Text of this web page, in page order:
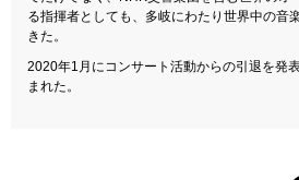
る指揮者としても、多岐にわたり世界中の音
きた。
2020年1月にコンサート活動からの引退を発
まれた。